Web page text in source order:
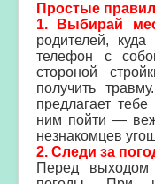
Простые
1. Выбирай
родителей,
телефон с
стороной
получить
предлагает
ним пойти —
незнакомцев
2. Следи за
Перед выходом